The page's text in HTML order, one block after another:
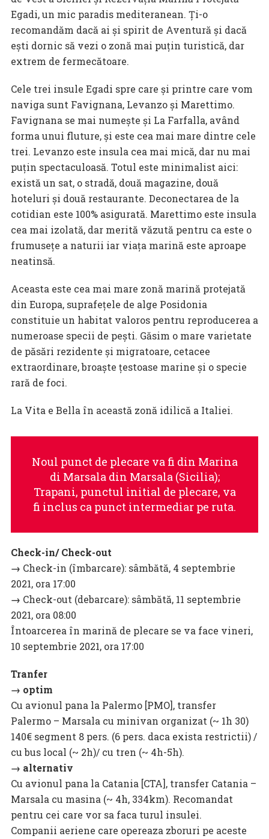
Egadi, un mic paradis mediteranean. Ți-o
recomandăm dacă ai și spirit de Aventură și dacă
ești dornic să vezi o zonă mai puțin turistică, dar
extrem de fermecătoare.
Cele trei insule Egadi spre care și printre care vom
naviga sunt Favignana, Levanzo și Marettimo.
Favignana se mai numește și La Farfalla, având
forma unui fluture, și este cea mai mare dintre cele
trei. Levanzo este insula cea mai mică, dar nu mai
puțin spectaculoasă. Totul este minimalist aici:
există un sat, o stradă, două magazine, două
hoteluri și două restaurante. Deconectarea de la
cotidian este 100% asigurată. Marettimo este insula
cea mai izolată, dar merită văzută pentru ca este o
frumusețe a naturii iar viața marină este aproape
neatinsă.
Aceasta este cea mai mare zonă marină protejată
din Europa, suprafețele de alge Posidonia
constituie un habitat valoros pentru reproducerea a
numeroase specii de pești. Găsim o mare varietate
de păsări rezidente și migratoare, cetacee
extraordinare, broaște țestoase marine și o specie
rară de foci.
La Vita e Bella în această zonă idilică a Italiei.
Noul punct de plecare va fi din Marina
di Marsala din Marsala (Sicilia);
Trapani, punctul initial de plecare, va
fi inclus ca punct intermediar pe ruta.
Check-in/ Check-out
→ Check-in (îmbarcare): sâmbătă, 4 septembrie
2021, ora 17:00
→ Check-out (debarcare): sâmbătă, 11 septembrie
2021, ora 08:00
Întoarcerea în marină de plecare se va face vineri,
10 septembrie 2021, ora 17:00
Tranfer
→ optim
Cu avionul pana la Palermo [PMO], transfer
Palermo – Marsala cu minivan organizat (~ 1h 30)
140€ segment 8 pers. (6 pers. daca exista restrictii) /
cu bus local (~ 2h)/ cu tren (~ 4h-5h).
→ alternativ
Cu avionul pana la Catania [CTA], transfer Catania –
Marsala cu masina (~ 4h, 334km). Recomandat
pentru cei care vor sa faca turul insulei.
Companii aeriene care opereaza zboruri pe aceste